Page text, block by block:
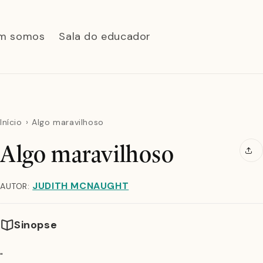
somos Sala do educador
Início Algo maravilhoso
Algo maravilhoso
AUTOR: JUDITH MCNAUGHT
Sinopse
"